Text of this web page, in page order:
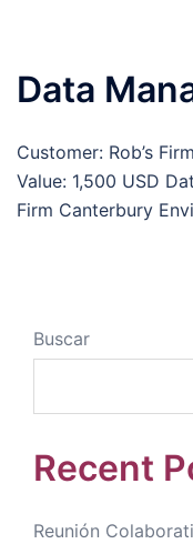
Data
Customer: Rob’s
Value: 1,500 USD
Firm Canterbury
Buscar
Recent
Reunión